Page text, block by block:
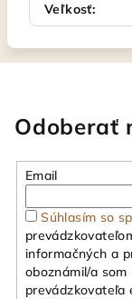
Veľkosť:
Odoberať
Email
Súhlasím so
informačných a
oboznámil/a som
prevádzkovateľa